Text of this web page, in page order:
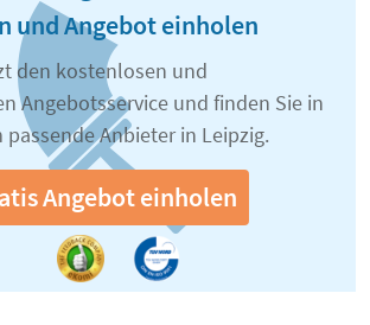
und Angebot einholen
den kostenlosen und
Angebotsservice und finden Sie in
Anbieter in Leipzig.
Angebot einholen